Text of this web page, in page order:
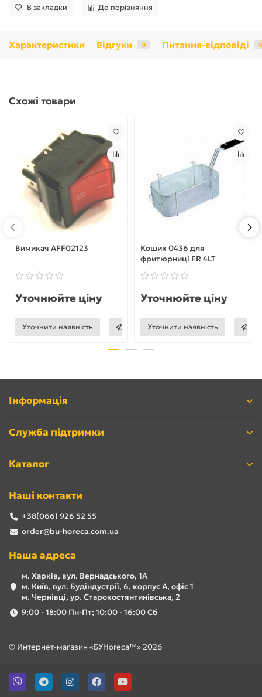
В закладки До порівняння
Характеристики Відгуки 0 Питання-відповіді 0
Схожі товари
Вимикач AFF02123
Уточнюйте ціну
Уточнити наявність
Кошик 0436 для
фритюрниці FR 4LT
Уточнюйте ціну
Уточнити наявність
Інформація
Служба підтримки
Каталог
Наші контакти
+38(066) 926 52 55
order@bu-horeca.com.ua
Наша адреса
м. Харків, вул. Вернадського, 1А
м. Київ, вул. Будіндустрії, 6, корпус А, офіс 1
м. Чернівці, ур. Старокостянтинівська, 2
9:00 - 18:00 Пн-Пт; 10:00 - 16:00 Сб
© Интернет-магазин «БУHoreca™» 2026